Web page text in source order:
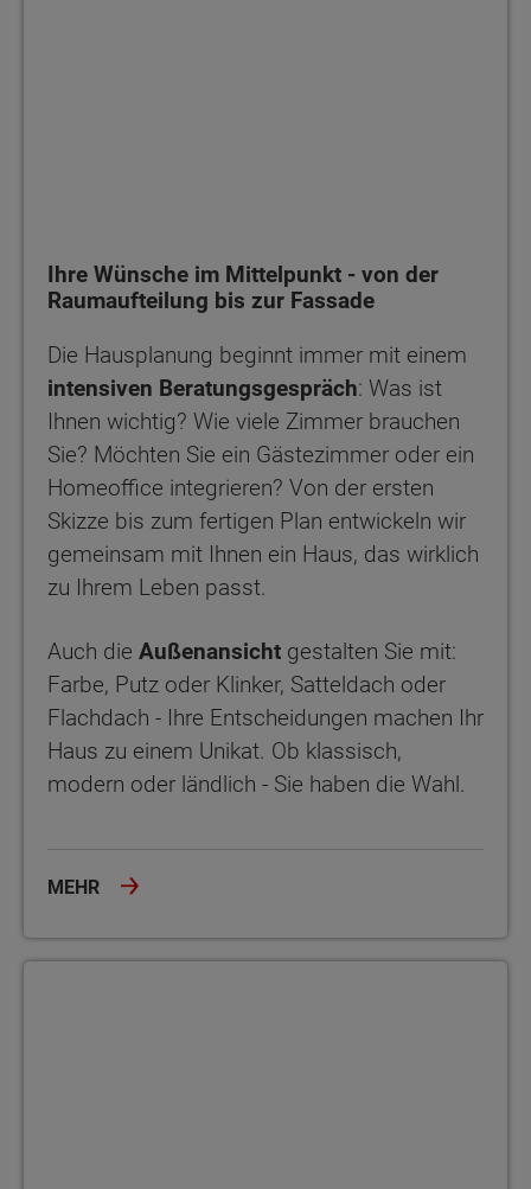
Ihre Wünsche im Mittelpunkt - von der
Raumaufteilung bis zur Fassade
Die Hausplanung beginnt immer mit einem
intensiven Beratungsgespräch: Was ist
Ihnen wichtig? Wie viele Zimmer brauchen
Sie? Möchten Sie ein Gästezimmer oder ein
Homeoffice integrieren? Von der ersten
Skizze bis zum fertigen Plan entwickeln wir
gemeinsam mit Ihnen ein Haus, das wirklich
zu Ihrem Leben passt.
Auch die Außenansicht gestalten Sie mit:
Farbe, Putz oder Klinker, Satteldach oder
Flachdach - Ihre Entscheidungen machen Ihr
Haus zu einem Unikat. Ob klassisch,
modern oder ländlich - Sie haben die Wahl.
MEHR